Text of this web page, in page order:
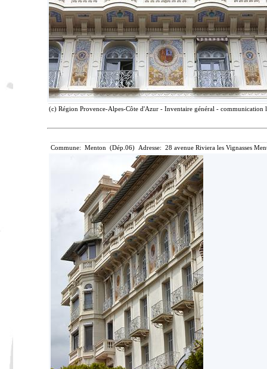
(c) Région Provence-Alpes-Côte d'Azur - Inventaire général -
Commune: Menton (Dép.06) Adresse: 28 avenue Riviera les Vignasses